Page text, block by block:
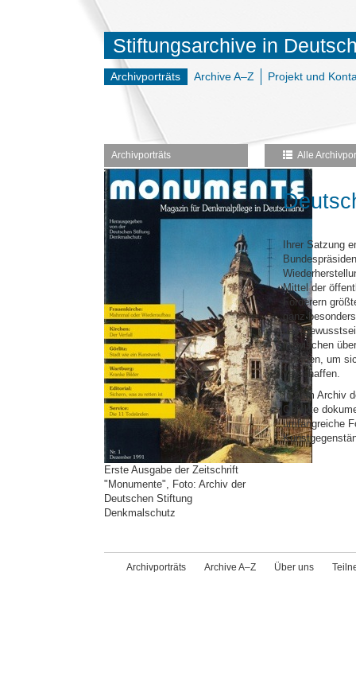
Stiftungsarchive in
Archivporträts Archive A–Z Projekt und
Archivporträts
Erste Ausgabe der Zeitschrift
"Monumente", Foto: Archiv der
Deutschen Stiftung
Denkmalschutz
Alle
Ihrer Satzung
Mittel der
Förderern
ganz
das
inzwischen
Anlagen, um
verschaffen.
In dem Archiv
Objekte
umfangreiche
Archivporträts Archive A–Z Über uns